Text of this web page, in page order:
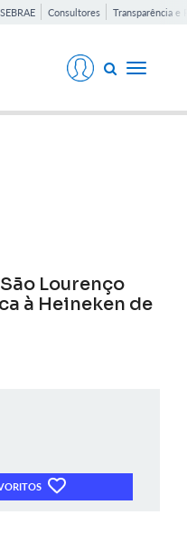
Consultores Transparência e
Toggle
Lourenço
à Heineken de